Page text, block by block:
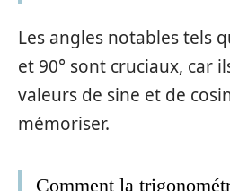
Les angles notables tels
et 90° sont cruciaux, car
valeurs de sine et de
mémoriser.
Comment la